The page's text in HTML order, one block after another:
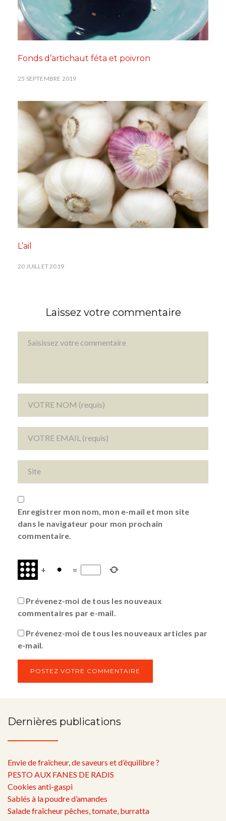
Fonds d’artichaut féta et poivron
25 SEPTEMBRE 2019
L’ail
20 JUILLET 2019
Laissez votre commentaire
Enregistrer mon nom, mon e-mail et mon site
dans le navigateur pour mon prochain
commentaire.
+ =
Prévenez-moi de tous les nouveaux
commentaires par e-mail.
Prévenez-moi de tous les nouveaux articles par
e-mail.
Dernières publications
Envie de fraîcheur, de saveurs et d’équilibre ?
PESTO AUX FANES DE RADIS
Cookies anti-gaspi
Sablés à la poudre d’amandes
Salade fraîcheur pêches, tomate, burratta